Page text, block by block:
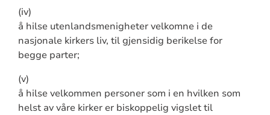
(iv)
å hilse utenlandsmenigheter velkomne i de
nasjonale kirkers liv, til gjensidig berikelse for
begge parter;
(v)
å hilse velkommen personer som i en hvilken som
helst av våre kirker er biskoppelig vigslet til